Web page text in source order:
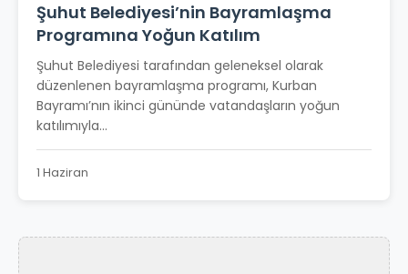
Şuhut Belediyesi’nin Bayramlaşma
Programına Yoğun Katılım
Şuhut Belediyesi tarafından geleneksel olarak
düzenlenen bayramlaşma programı, Kurban
Bayramı’nın ikinci gününde vatandaşların yoğun
katılımıyla...
1 Haziran